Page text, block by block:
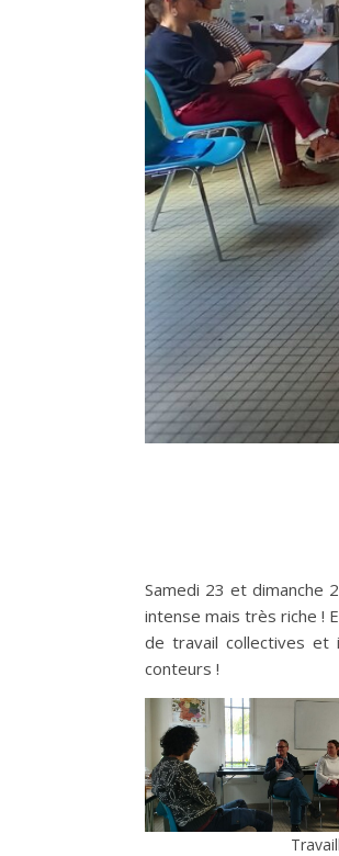
Samedi 23 et dimanche
intense mais très riche !
de travail collectives et
conteurs !